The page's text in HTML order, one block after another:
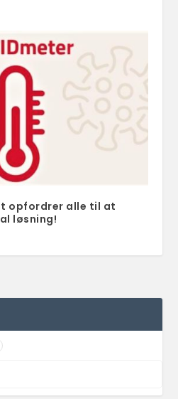
opfordrer alle til at
løsning!